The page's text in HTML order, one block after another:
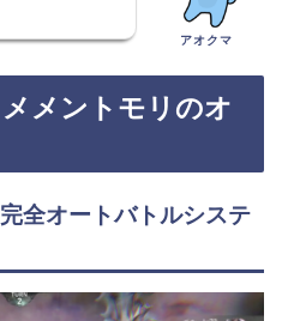
アオクマ
メントモリのオ
全オートバトルシステ